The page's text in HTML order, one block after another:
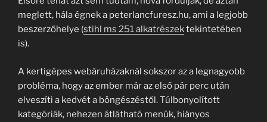
meglett, hála égnek a peterlancfuresz.hu, ami a legjobb
beszerzőhelye (stihl ms 251 alkatrészektekintetében
is).
A kertigépes webáruházaknál sokszor az a legnagyobb
probléma, hogy az ember már az első pár perc után
elveszíti a kedvét a böngészéstől. Túlbonyolított
kategóriák, nehezen átlátható menük, hiányos